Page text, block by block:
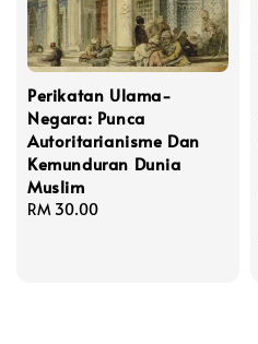
Perikatan Ulama-
Negara: Punca
Autoritarianisme Dan
Kemunduran Dunia
Muslim
Regular
RM 30.00